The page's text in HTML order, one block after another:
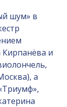
шум» в
Кирпанёва и
а